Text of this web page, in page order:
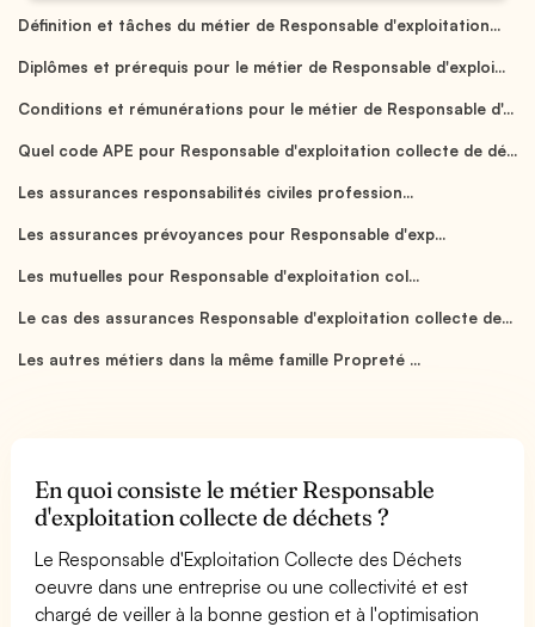
Définition et tâches du métier de Responsable d'exploitation...
Diplômes et prérequis pour le métier de Responsable d'exploi...
Conditions et rémunérations pour le métier de Responsable d'...
Quel code APE pour Responsable d'exploitation collecte de dé...
Les assurances responsabilités civiles profession...
Les assurances prévoyances pour Responsable d'exp...
Les mutuelles pour Responsable d'exploitation col...
Le cas des assurances Responsable d'exploitation collecte de...
Les autres métiers dans la même famille Propreté ...
En quoi consiste le métier Responsable
d'exploitation collecte de déchets ?
Le Responsable d'Exploitation Collecte des Déchets
oeuvre dans une entreprise ou une collectivité et est
chargé de veiller à la bonne gestion et à l'optimisation